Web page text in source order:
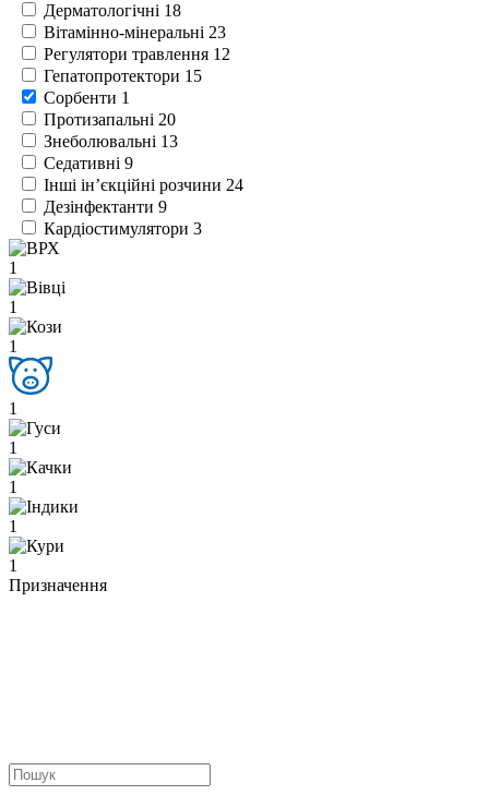
Дерматологічні 18
Вітамінно-мінеральні 23
Регулятори травлення 12
Гепатопротектори 15
Сорбенти 1
Протизапальні 20
Знеболювальні 13
Седативні 9
Інші ін’єкційні розчини 24
Дезінфектанти 9
Кардіостимулятори 3
1
1
1
1
1
1
1
1
Призначення